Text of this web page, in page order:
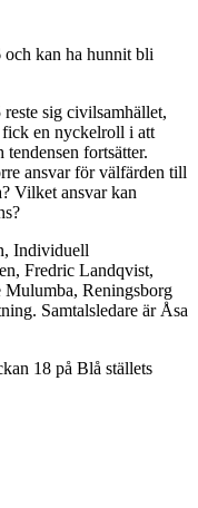
och kan ha hunnit bli
sig civilsamhället,
en nyckelroll i att
fortsätter.
ansvar för välfärden till
Vilket ansvar kan
Individuell
Fredric Landqvist,
Mulumba, Reningsborg
Samtalsledare är Åsa
18 på Blå ställets